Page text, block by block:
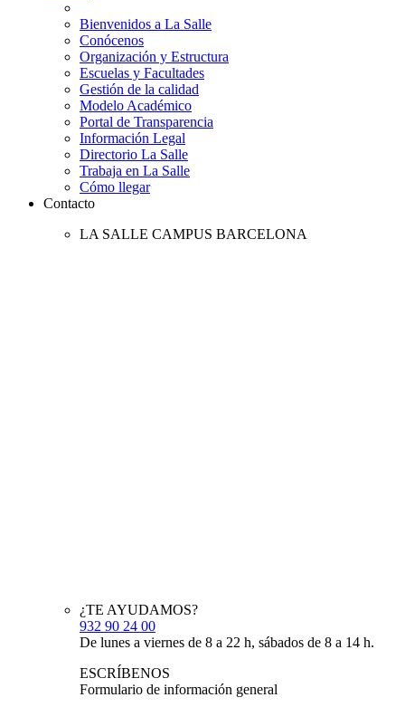
Bienvenidos a La Salle
Conócenos
Organización y Estructura
Escuelas y Facultades
Gestión de la calidad
Modelo Académico
Portal de Transparencia
Información Legal
Directorio La Salle
Trabaja en La Salle
Cómo llegar
Contacto
LA SALLE CAMPUS BARCELONA
¿TE AYUDAMOS?
932 90 24 00
De lunes a viernes de 8 a 22 h, sábados de 8 a 14 h.
ESCRÍBENOS
Formulario de información general